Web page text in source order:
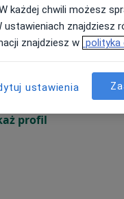
Sob,
8 Sie
Ndz,
9 Sie
nie jest dostępne
profil
każdej chwili możesz
znajdziesz
znajdziesz w polityka
ustawienia